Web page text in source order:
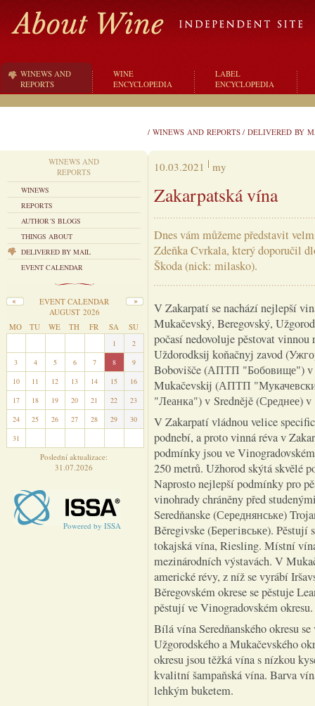
WINEWS AND
REPORTS
WINE
ENCYCLOPEDIA
LABEL
ENCYCLOPEDIA
/ WINEWS AND REPORTS / DELIVERED BY
WINEWS AND
REPORTS
WINEWS
REPORTS
AUTHOR´S BLOGS
THINGS ABOUT
DELIVERED BY MAIL
EVENT CALENDAR
EVENT CALENDAR
AUGUST 2026
MO
TU WE TH FR SA SU
1
2
3
4 5 6 7 8
9
10
11 12 13 14 15
16
17
18 19 20 21 22
23
24
25 26 27 28 29
30
31
Poslední aktualizace:
31.07.2026
Powered by ISSA
10.03.2021 my
Zakarpatská vína
Dnes vám můžeme představit
Zdeňka Cvrkala, který doporučil
Škoda (nick: milasko).
V Zakarpatí se nachází nejlepší
Mukačevský, Beregovský,
počasí nedovoluje pěstovat
Uždorodksij koňačnyj zavod
Bobovišče (АПТП "Бобовище") v
Mukačevskij (АПТП
"Леанка") v Srednějě (Среднее) v
V Zakarpatí vládnou velice
podnebí, a proto vinná réva v
podmínky jsou ve
250 metrů. Užhorod skýtá skvělé
Naprosto nejlepší podmínky pro
vinohrady chráněny před
Seredňanske (Середнянське)
Běregivske (Берегiвське).
tokajská vína, Riesling. Místní
mezinárodních výstavách. V
americké révy, z níž se vyrábí
Běregovském okrese se pěstuje
pěstují ve Vinogradovském okresu.
Bílá vína Seredňanského okresu
Užgorodského a Mukačevského
okresu jsou těžká vína s nízkou
kvalitní šampaňská vína. Barva
lehkým buketem.